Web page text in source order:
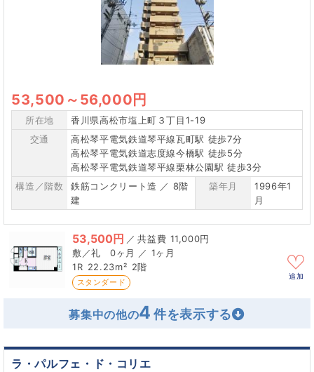
53,500 ～ 56,000円
所在地
香川県高松市塩上町３丁目1-19
交通
高松琴平電気鉄道琴平線瓦町駅 徒歩7分
高松琴平電気鉄道志度線今橋駅 徒歩5分
高松琴平電気鉄道琴平線栗林公園駅 徒歩3分
構造／階数
鉄筋コンクリート造 ／ 8階
建
築年月
1996年1
月
53,500円 ／
11,000円
0ヶ月 ／ 1ヶ月
1R 22.23m² 2階
スタンダード
追加
募集中の他の4
ラ・パルフェ・ド・コリエ